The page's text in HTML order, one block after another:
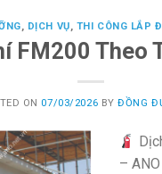
, DỊCH VỤ, THI CÔNG LẮP
FM200 Theo
ON 07/03/2026 BYĐỒNG
–